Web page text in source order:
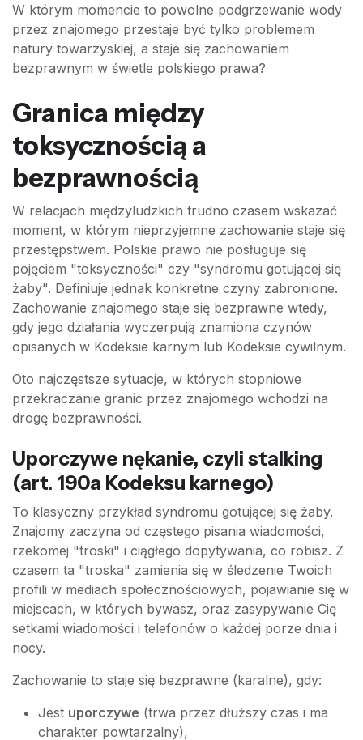
W którym momencie to powolne podgrzewanie wody
przez znajomego przestaje być tylko problemem
natury towarzyskiej, a staje się zachowaniem
bezprawnym w świetle polskiego prawa?
Granica między
toksycznością a
bezprawnością
W relacjach międzyludzkich trudno czasem wskazać
moment, w którym nieprzyjemne zachowanie staje się
przestępstwem. Polskie prawo nie posługuje się
pojęciem "toksyczności" czy "syndromu gotującej się
żaby". Definiuje jednak konkretne czyny zabronione.
Zachowanie znajomego staje się bezprawne wtedy,
gdy jego działania wyczerpują znamiona czynów
opisanych w Kodeksie karnym lub Kodeksie cywilnym.
Oto najczęstsze sytuacje, w których stopniowe
przekraczanie granic przez znajomego wchodzi na
drogę bezprawności.
Uporczywe nękanie, czyli stalking
(art. 190a Kodeksu karnego)
To klasyczny przykład syndromu gotującej się żaby.
Znajomy zaczyna od częstego pisania wiadomości,
rzekomej "troski" i ciągłego dopytywania, co robisz. Z
czasem ta "troska" zamienia się w śledzenie Twoich
profili w mediach społecznościowych, pojawianie się w
miejscach, w których bywasz, oraz zasypywanie Cię
setkami wiadomości i telefonów o każdej porze dnia i
nocy.
Zachowanie to staje się bezprawne (karalne), gdy:
Jest uporczywe (trwa przez dłuższy czas i ma
charakter powtarzalny),